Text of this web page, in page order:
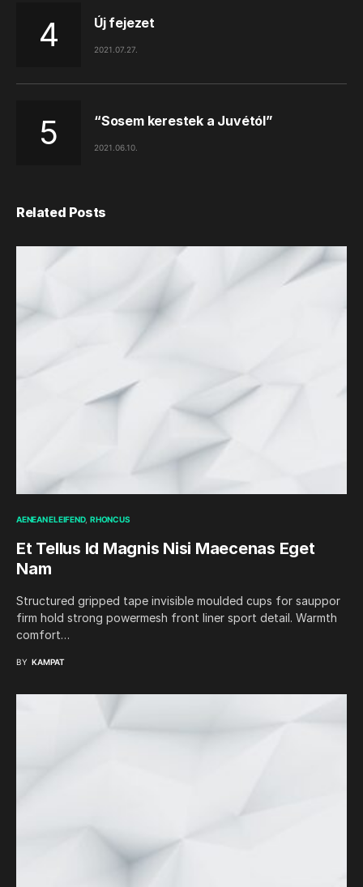
Új fejezet
2021.07.27.
“Sosem kerestek a Juvétól”
2021.06.10.
Related Posts
AENEAN ELEIFEND RHONCUS
Et Tellus Id Magnis Nisi Maecenas Eget
Nam
Structured gripped tape invisible moulded cups for sauppor
firm hold strong powermesh front liner sport detail. Warmth
comfort…
BY KAMPAT